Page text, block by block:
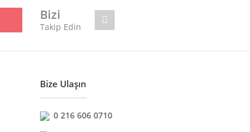
Bizi
Takip Edin
Bize Ulaşın
0 216 606 0710